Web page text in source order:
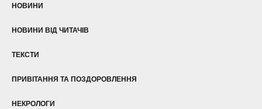
НОВИНИ
НОВИНИ ВІД ЧИТАЧІВ
ТЕКСТИ
ПРИВІТАННЯ ТА ПОЗДОРОВЛЕННЯ
НЕКРОЛОГИ